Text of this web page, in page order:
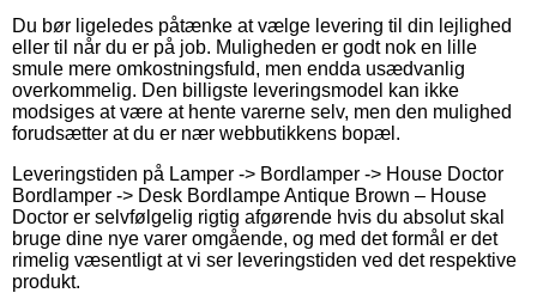
Du bør ligeledes påtænke at vælge levering til din lejlighed
eller til når du er på job. Muligheden er godt nok en lille
smule mere omkostningsfuld, men endda usædvanlig
overkommelig. Den billigste leveringsmodel kan ikke
modsiges at være at hente varerne selv, men den mulighed
forudsætter at du er nær webbutikkens bopæl.
Leveringstiden på Lamper -> Bordlamper -> House Doctor
Bordlamper -> Desk Bordlampe Antique Brown – House
Doctor er selvfølgelig rigtig afgørende hvis du absolut skal
bruge dine nye varer omgående, og med det formål er det
rimelig væsentligt at vi ser leveringstiden ved det respektive
produkt.